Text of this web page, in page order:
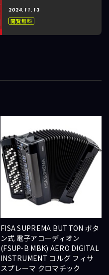
FISA SUPREMA BUTTON ボタ
ン式 電子アコーディオン
(FSUP-B MBK) AERO DIGITAL
INSTRUMENT コルグ フィサ
スプレーマ クロマチック
ンテージシンセの名機
「 multi/poly」でできるこ
と！～
2024.11.13
閲覧無料